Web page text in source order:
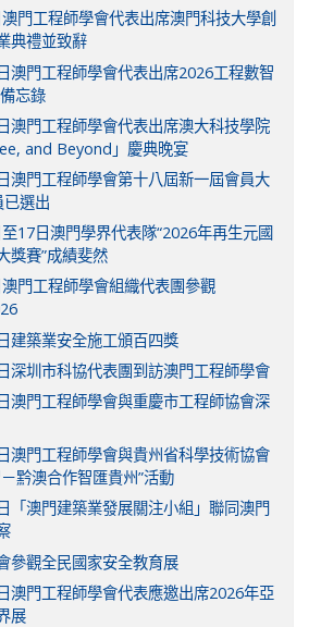
門工程師學會代表出席澳門科技大學創
典禮並致辭
澳門工程師學會代表出席2026工程數智
忘錄
澳門工程師學會代表出席澳大科技學院
and Beyond」慶典晚宴
澳門工程師學會第十八屆新一屆會員大
選出
17日澳門學界代表隊“2026年再生元國
獎賽”成績斐然
門工程師學會組織代表團參觀
建築業安全施工頒百四獎
深圳市科協代表團到訪澳門工程師學會
澳門工程師學會與重慶市工程師協會深
澳門工程師學會與貴州省科學技術協會
黔澳合作智匯貴州”活動
「澳門建築業發展關注小組」聯同澳門
參觀全民國家安全教育展
澳門工程師學會代表應邀出席2026年亞
展